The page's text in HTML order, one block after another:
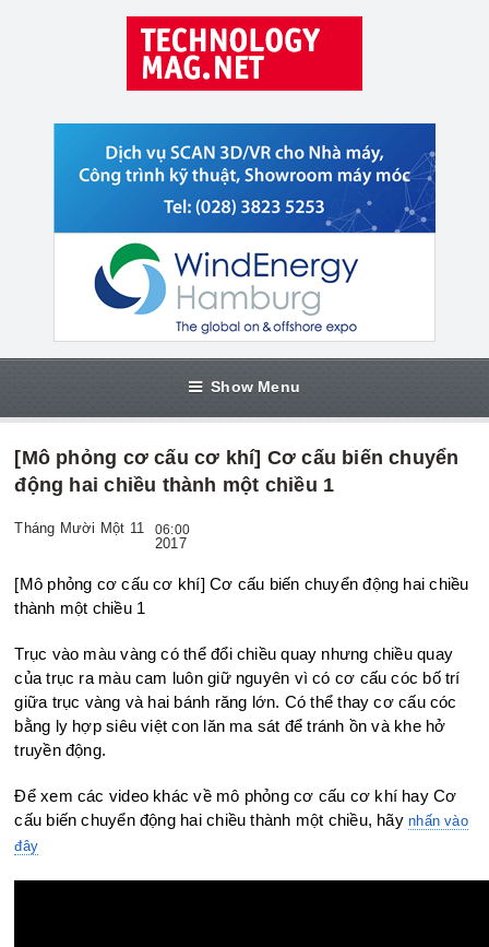
Show Menu
[Mô phỏng cơ cấu cơ khí] Cơ cấu biến chuyển
động hai chiều thành một chiều 1
Tháng Mười Một 11 06:00
2017
[Mô phỏng cơ cấu cơ khí] Cơ cấu biến chuyển động hai chiều
thành một chiều 1
Trục vào màu vàng có thể đổi chiều quay nhưng chiều quay
củatrục ra màu cam luôn giữ nguyên vì có cơ cấu cóc bố trí
giữa trục vàng và hai bánh răng lớn. Có thể thay cơ cấu cóc
bằng ly hợp siêu việt con lăn ma sát đểtránh ồn và khe hở
truyền động.
Để xem các video khác về mô phỏng cơ cấu cơ khí hay Cơ
cấu biến chuyển động hai chiều thành một chiều, hãynhấn vào
đây